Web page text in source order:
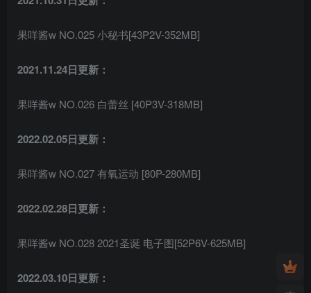
果咩酱w NO.025 小秘书[43P2V-352MB]
2021.11.24日更新：
果咩酱w NO.026 白蕾丝 [40P3V-318MB]
2022.02.05日更新：
果咩酱w NO.027 有氧运动 [80P-280MB]
2022.02.28日更新：
果咩酱w NO.028 2021圣诞 电子图[52P6V-625MB]
2022.03.10日更新：